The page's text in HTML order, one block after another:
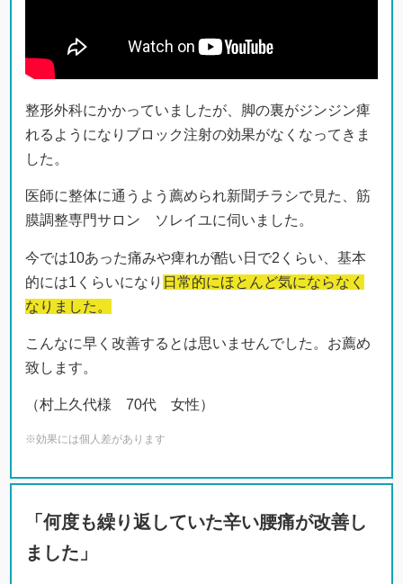
整形外科にかかっていましたが、脚の裏がジンジン痺
れるようになりブロック注射の効果がなくなってきま
した。
医師に整体に通うよう薦められ新聞チラシで見た、筋
膜調整専門サロン ソレイユに伺いました。
今では10あった痛みや痺れが酷い日で2くらい、基本
的には1くらいになり 日常的にほとんど気にならなく
なりました。
こんなに早く改善するとは思いませんでした。お薦め
致します。
（村上久代様 70代 女性）
※効果には個人差があります
「何度も繰り返していた辛い腰痛が改善し
ました」